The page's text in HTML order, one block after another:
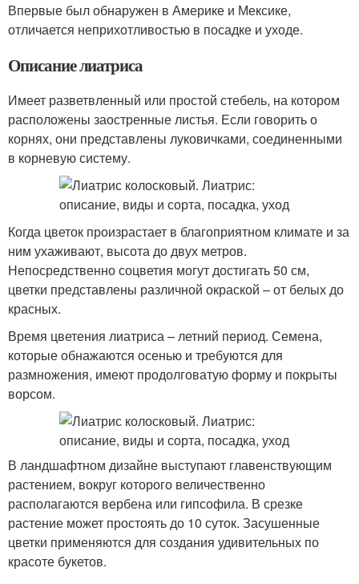
Впервые был обнаружен в Америке и Мексике,
отличается неприхотливостью в посадке и уходе.
Описание лиатриса
Имеет разветвленный или простой стебель, на котором
расположены заостренные листья. Если говорить о
корнях, они представлены луковичками, соединенными
в корневую систему.
Когда цветок произрастает в благоприятном климате и за
ним ухаживают, высота до двух метров.
Непосредственно соцветия могут достигать 50 см,
цветки представлены различной окраской – от белых до
красных.
Время цветения лиатриса – летний период. Семена,
которые обнажаются осенью и требуются для
размножения, имеют продолговатую форму и покрыты
ворсом.
В ландшафтном дизайне выступают главенствующим
растением, вокруг которого величественно
располагаются вербена или гипсофила. В срезке
растение может простоять до 10 суток. Засушенные
цветки применяются для создания удивительных по
красоте букетов.